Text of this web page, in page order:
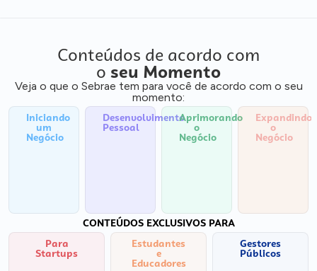
Conteúdos de acordo com
o seu Momento
Veja o que o Sebrae tem para você de acordo com o seu
momento:
Iniciando
um
Negócio
Desenvolvimento
Pessoal
Aprimorando
o
Negócio
Expandindo
o
Negócio
CONTEÚDOS EXCLUSIVOS PARA
Para
Startups
Estudantes
e
Educadores
Gestores
Públicos